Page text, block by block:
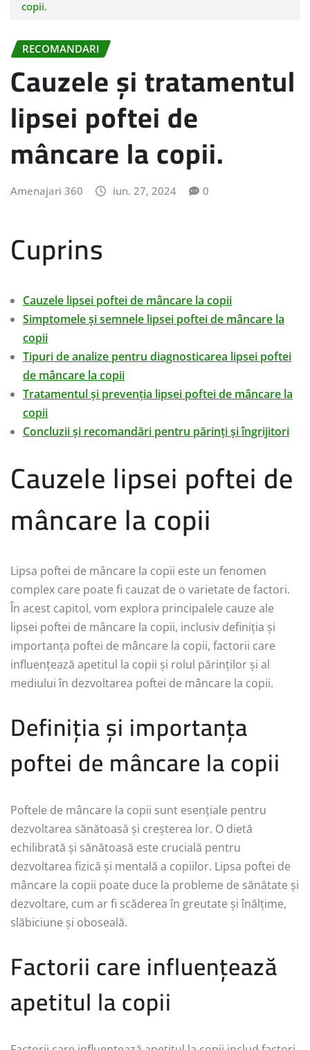
copii.
RECOMANDARI
Cauzele și tratamentul
lipsei poftei de
mâncare la copii.
Amenajari 360 iun. 27, 2024 0
Cuprins
Cauzele lipsei poftei de mâncare la copii
Simptomele și semnele lipsei poftei de mâncare la
copii
Tipuri de analize pentru diagnosticarea lipsei poftei
de mâncare la copii
Tratamentul și prevenția lipsei poftei de mâncare la
copii
Concluzii și recomandări pentru părinți și îngrijitori
Cauzele lipsei poftei de
mâncare la copii
Lipsa poftei de mâncare la copii este un fenomen
complex care poate fi cauzat de o varietate de factori.
În acest capitol, vom explora principalele cauze ale
lipsei poftei de mâncare la copii, inclusiv definiția și
importanța poftei de mâncare la copii, factorii care
influențează apetitul la copii și rolul părinților și al
mediului în dezvoltarea poftei de mâncare la copii.
Definiția și importanța
poftei de mâncare la copii
Poftele de mâncare la copii sunt esențiale pentru
dezvoltarea sănătoasă și creșterea lor. O dietă
echilibrată și sănătoasă este crucială pentru
dezvoltarea fizică și mentală a copiilor. Lipsa poftei de
mâncare la copii poate duce la probleme de sănătate și
dezvoltare, cum ar fi scăderea în greutate și înălțime,
slăbiciune și oboseală.
Factorii care influențează
apetitul la copii